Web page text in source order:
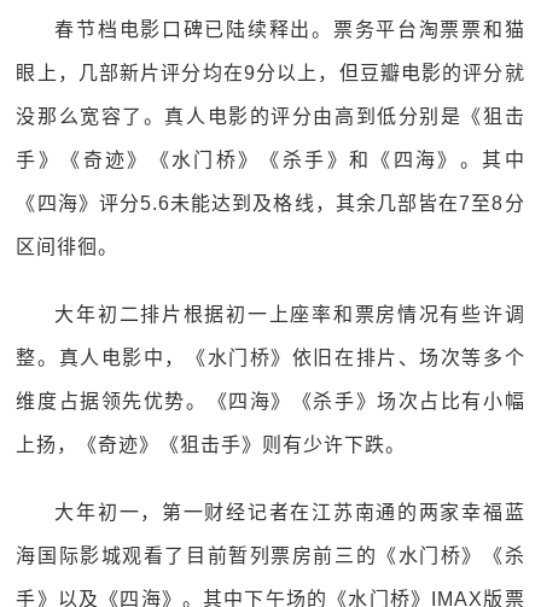
春节档电影口碑已陆续释出。票务平台淘票票和猫
眼上，几部新片评分均在9分以上，但豆瓣电影的评分就
没那么宽容了。真人电影的评分由高到低分别是《狙击
手》《奇迹》《水门桥》《杀手》和《四海》。其中
《四海》评分5.6未能达到及格线，其余几部皆在7至8分
区间徘徊。
大年初二排片根据初一上座率和票房情况有些许调
整。真人电影中，《水门桥》依旧在排片、场次等多个
维度占据领先优势。《四海》《杀手》场次占比有小幅
上扬，《奇迹》《狙击手》则有少许下跌。
大年初一，第一财经记者在江苏南通的两家幸福蓝
海国际影城观看了目前暂列票房前三的《水门桥》《杀
手》以及《四海》。其中下午场的《水门桥》IMAX版票